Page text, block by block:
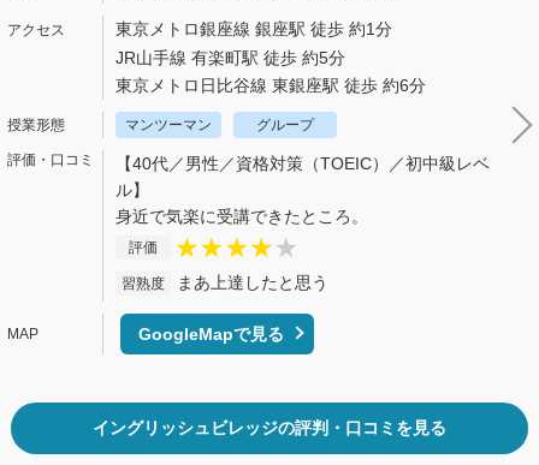
東京メトロ銀座線 銀座駅 徒歩 約1分
JR山手線 有楽町駅 徒歩 約5分
東京メトロ日比谷線 東銀座駅 徒歩 約6分
マンツーマン グループ
【40代／男性／資格対策（TOEIC）／初中級レベ
ル】
身近で気楽に受講できたところ。
評価
習熟度 まあ上達したと思う
GoogleMapで見る
イングリッシュビレッジの評判・口コミを見る